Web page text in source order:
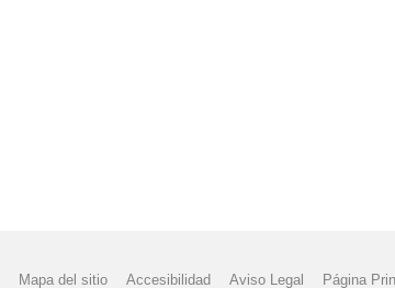
Mapa del sitio Accesibilidad Aviso Legal Página